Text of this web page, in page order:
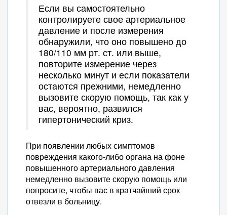
Если вы самостоятельно
контролируете свое артериальное
давление и после измерения
обнаружили, что оно повышено до
180/110 мм рт. ст. или выше,
повторите измерение через
несколько минут и если показатели
остаются прежними, немедленно
вызовите скорую помощь, так как у
вас, вероятно, развился
гипертонический криз.
При появлении любых симптомов
повреждения какого-либо органа на фоне
повышенного артериального давления
немедленно вызовите скорую помощь или
попросите, чтобы вас в кратчайший срок
отвезли в больницу.